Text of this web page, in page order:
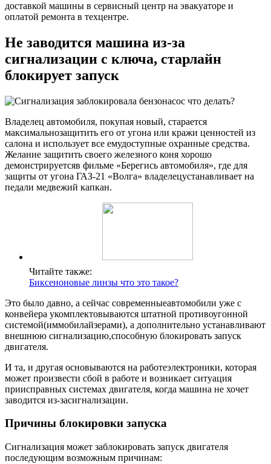
доставкой машины в сервисный центр на эвакуаторе и
оплатой ремонта в техцентре.
Не заводится машина из-за
сигнализации с ключа, старлайн
блокирует запуск
Владелец автомобиля, покупая новый, старается
максимальнозащитить его от угона или кражи ценностей из
салона и использует все емудоступные охранные средства.
Желание защитить своего железного коня хорошо
демонстрируетсяв фильме «Берегись автомобиля», где для
защиты от угона ГАЗ-21 «Волга» владелецустанавливает на
педали медвежий капкан.
Читайте также:
Биксеноновые линзы что это такое?
Это было давно, а сейчас современныеавтомобили уже с
конвейера укомплектовываются штатной противоугонной
системой(иммобилайзерами), а дополнительно устанавливают
внешнюю сигнализацию,способную блокировать запуск
двигателя.
И та, и другая основываются на работеэлектроники, которая
может произвести сбой в работе и возникает ситуация
приисправных системах двигателя, когда машина не хочет
заводится из-засигнализации.
Причины блокировки запуска
Сигнализация может заблокировать запуск двигателя
последующим возможным причинам: